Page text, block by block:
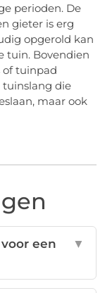
perioden. De
gieter is erg
opgerold kan
tuin. Bovendien
of tuinpad
tuinslang die
maar ook
een
▼